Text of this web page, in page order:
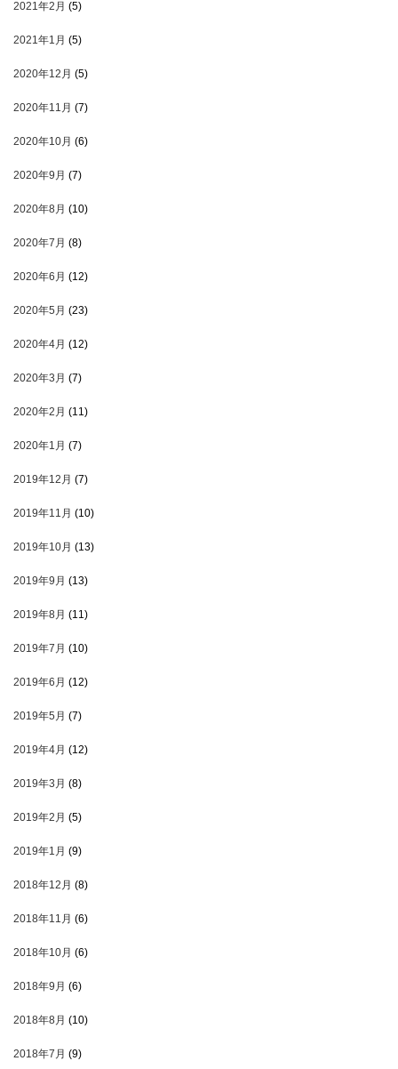
2021年2月 (5)
2021年1月 (5)
2020年12月 (5)
2020年11月 (7)
2020年10月 (6)
2020年9月 (7)
2020年8月 (10)
2020年7月 (8)
2020年6月 (12)
2020年5月 (23)
2020年4月 (12)
2020年3月 (7)
2020年2月 (11)
2020年1月 (7)
2019年12月 (7)
2019年11月 (10)
2019年10月 (13)
2019年9月 (13)
2019年8月 (11)
2019年7月 (10)
2019年6月 (12)
2019年5月 (7)
2019年4月 (12)
2019年3月 (8)
2019年2月 (5)
2019年1月 (9)
2018年12月 (8)
2018年11月 (6)
2018年10月 (6)
2018年9月 (6)
2018年8月 (10)
2018年7月 (9)